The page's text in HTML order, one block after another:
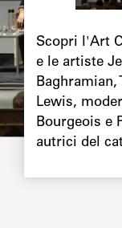
Scopri l'Art
e le artiste
Baghramian,
Lewis,
Bourgeois e
autrici del